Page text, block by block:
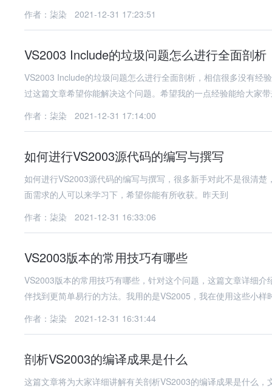
作者：柒染
2021-12-31 17:23:51
VS2003 Include的垃圾问题怎么进行全面剖析
VS2003 Include的垃圾问题怎么进行全面剖析，相信很多没有经
过这篇文章希望你能解决这个问题。希望我的一点经验能给大家
作者：柒染
2021-12-31 17:14:00
如何进行VS2003源代码的编写与撰写
如何进行VS2003源代码的编写与撰写，很多新手对此不是很清
面需求的人可以来学习下，希望你能有所收获。昨天到
作者：柒染
2021-12-31 16:33:06
VS2003版本的常用技巧有哪些
VS2003版本的常用技巧有哪些，针对这个问题，这篇文章详细
伴找到更简单易行的方法。我用的是VS2005，我在使用这些小样
作者：柒染
2021-12-31 16:31:44
剖析VS2003的编译成果是什么
这篇文章将为大家详细讲解有关剖析VS2003的编译成果是什么